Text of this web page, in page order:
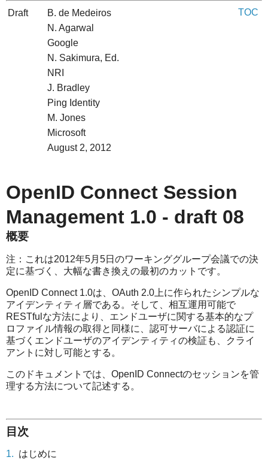
TOC
Draft
B. de Medeiros
N. Agarwal
Google
N. Sakimura, Ed.
NRI
J. Bradley
Ping Identity
M. Jones
Microsoft
August 2, 2012
OpenID Connect Session
Management 1.0 - draft 08
概要
注：これは2012年5月5日のワーキンググループ会議での決
定に基づく、大幅な書き換えの最初のカットです。
OpenID Connect 1.0は、OAuth 2.0上に作られたシンプルな
アイデンティティ層である。そして、相互運用可能で
RESTfulな方法により、エンドユーザに関する基本的なプ
ロファイル情報の取得と同様に、認可サーバによる認証に
基づくエンドユーザのアイデンティティの検証も、クライ
アントに対し可能とする。
このドキュメントでは、OpenID Connectのセッションを管
理する方法について記述する。
目次
1. はじめに